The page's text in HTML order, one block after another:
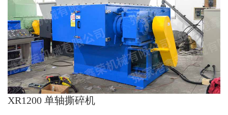
XR1200 单轴撕碎机